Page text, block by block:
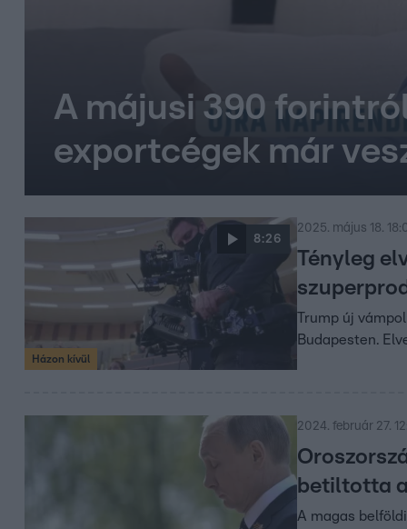
A májusi 390
exportcégek már
8:26
Házon kívül
2025. május 18.
Tényleg
Trump új
Budapesten.
2024. február 27.
betiltotta
A magas